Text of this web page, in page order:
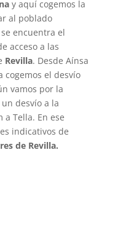
y aquí cogemos la
al poblado
encuentra el
acceso a las
Revilla. Desde Aínsa
cogemos el desvío
vamos por la
desvío a la
Tella. En ese
indicativos de
de Revilla.